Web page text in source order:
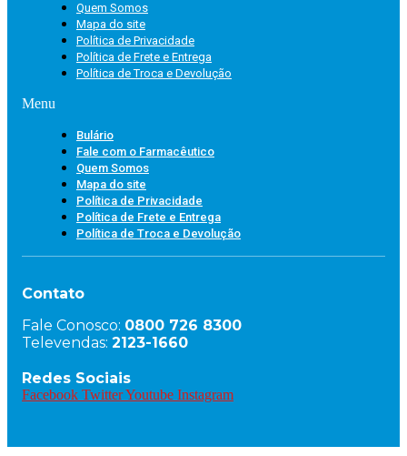
Quem Somos
Mapa do site
Política de Privacidade
Política de Frete e Entrega
Política de Troca e Devolução
Menu
Bulário
Fale com o Farmacêutico
Quem Somos
Mapa do site
Política de Privacidade
Política de Frete e Entrega
Política de Troca e Devolução
Contato
Fale Conosco: 0800 726 8300
Televendas: 2123-1660
Redes Sociais
Facebook TwitterYoutube Instagram